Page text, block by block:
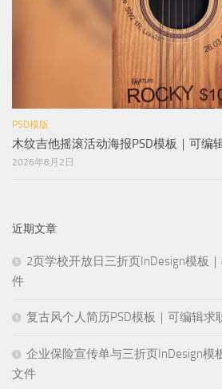
PSD模版
木纹吉他摇滚活动海报PSD模板｜可编
2026年8月2日
近期文章
2页学校开放日三折页InDesign模板
件
复古风个人简历PSD模板｜可编辑求
企业保险宣传单与三折页InDesign模
文件